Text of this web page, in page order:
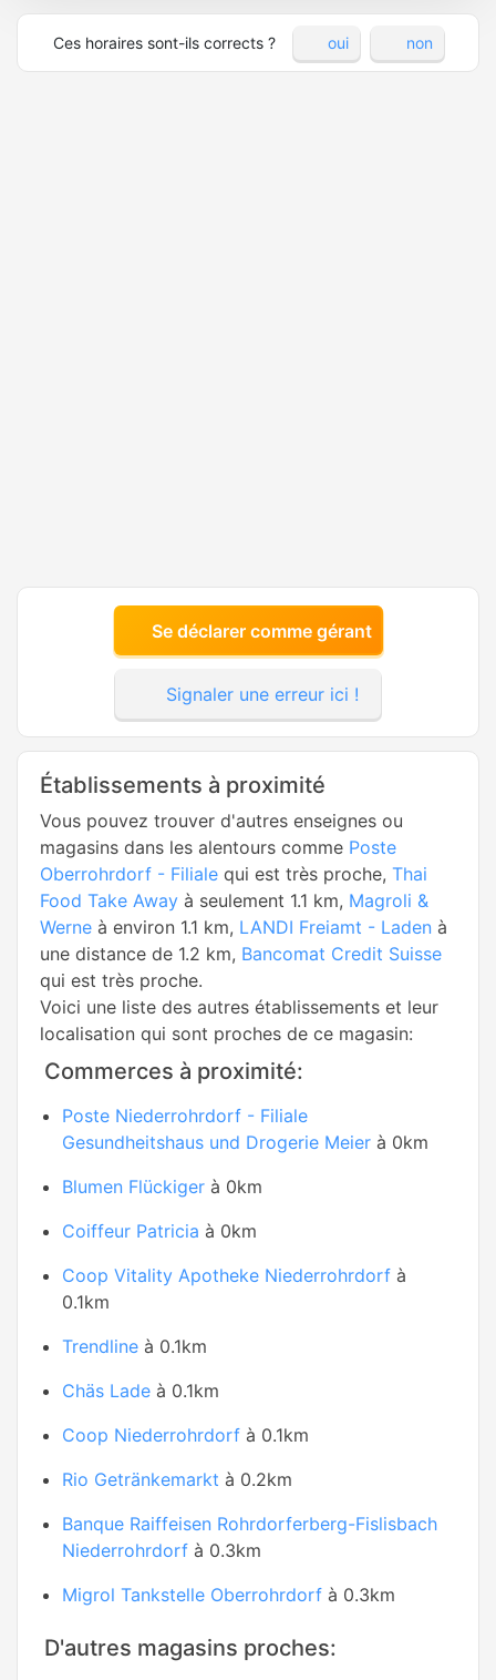
Ces horaires sont-ils corrects ? oui non
Se déclarer comme gérant
Signaler une erreur ici !
Établissements à proximité
Vous pouvez trouver d'autres enseignes ou
magasins dans les alentours comme Poste
Oberrohrdorf - Filiale qui est très proche, Thai
Food Take Away à seulement 1.1 km, Magroli &
Werne à environ 1.1 km, LANDI Freiamt - Laden à
une distance de 1.2 km, Bancomat Credit Suisse
qui est très proche.
Voici une liste des autres établissements et leur
localisation qui sont proches de ce magasin:
Commerces à proximité:
Poste Niederrohrdorf - Filiale
Gesundheitshaus und Drogerie Meier à 0km
Blumen Flückiger à 0km
Coiffeur Patricia à 0km
Coop Vitality Apotheke Niederrohrdorf à
0.1km
Trendline à 0.1km
Chäs Lade à 0.1km
Coop Niederrohrdorf à 0.1km
Rio Getränkemarkt à 0.2km
Banque Raiffeisen Rohrdorferberg-Fislisbach
Niederrohrdorf à 0.3km
Migrol Tankstelle Oberrohrdorf à 0.3km
D'autres magasins proches: